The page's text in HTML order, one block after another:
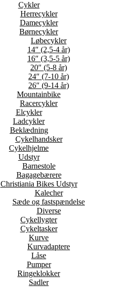
Cykler
Herrecykler
Damecykler
Børnecykler
Løbecykler
14″ (2,5-4 år)
16″ (3,5-5 år)
20″ (5-8 år)
24″ (7-10 år)
26″ (9-14 år)
Mountainbike
Racercykler
Elcykler
Ladcykler
Beklædning
Cykelhandsker
Cykelhjelme
Udstyr
Barnestole
Bagagebærere
Christiania Bikes Udstyr
Kalecher
Sæde og fastspændelse
Diverse
Cykellygter
Cykeltasker
Kurve
Kurvadaptere
Låse
Pumper
Ringeklokker
Sadler